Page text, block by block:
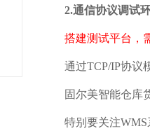
2.通信协议调试环
搭建测试平台，
通过TCP/IP协议模
固尔美智能仓库货
特别要关注WMS系